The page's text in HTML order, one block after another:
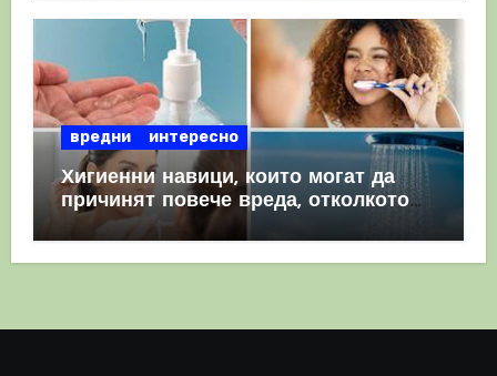
вредни интересно
Хигиенни навици, които могат да
причинят повече вреда, отколкото
полза